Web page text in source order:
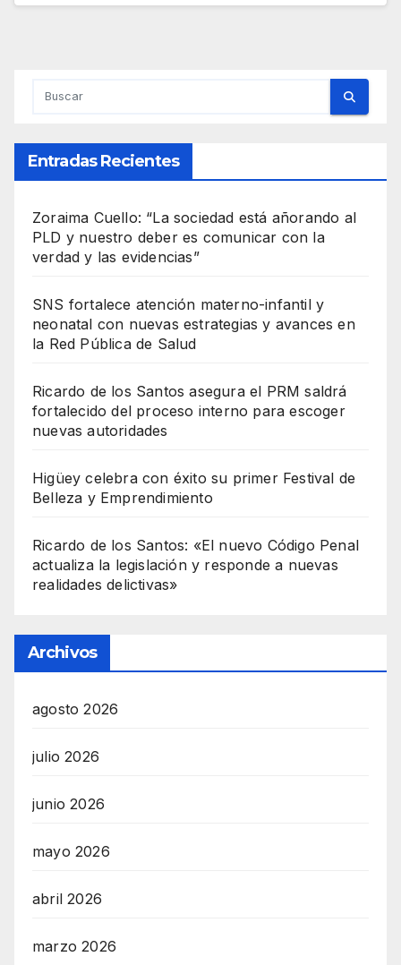
Entradas Recientes
Zoraima Cuello: “La sociedad está añorando al
PLD y nuestro deber es comunicar con la
verdad y las evidencias”
SNS fortalece atención materno-infantil y
neonatal con nuevas estrategias y avances en
la Red Pública de Salud
Ricardo de los Santos asegura el PRM saldrá
fortalecido del proceso interno para escoger
nuevas autoridades
Higüey celebra con éxito su primer Festival de
Belleza y Emprendimiento
Ricardo de los Santos: «El nuevo Código Penal
actualiza la legislación y responde a nuevas
realidades delictivas»
Archivos
agosto 2026
julio 2026
junio 2026
mayo 2026
abril 2026
marzo 2026